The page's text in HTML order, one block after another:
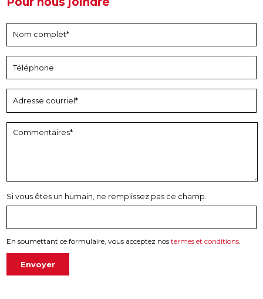
Si vous êtes un humain, ne remplissez pas ce champ.
En soumettant ce formulaire, vous acceptez nostermes et conditions.
Envoyer